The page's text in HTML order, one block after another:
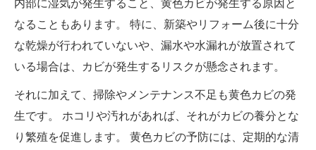
内部に湿気が発生すること、黄色カビが発生する原因と
なることもあります。 特に、新築やリフォーム後に十分
な乾燥が行われていないや、漏水や水漏れが放置されて
いる場合は、カビが発生するリスクが懸念されます。
それに加えて、掃除やメンテナンス不足も黄色カビの発
生です。 ホコリや汚れがあれば、それがカビの養分とな
り繁殖を促進します。 黄色カビの予防には、定期的な清